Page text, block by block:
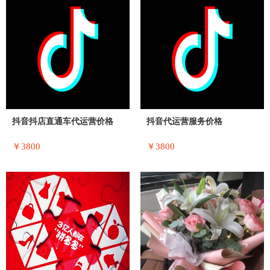
抖音抖店直通车代运营价格
￥3800
抖音代运营服务价格
￥3800